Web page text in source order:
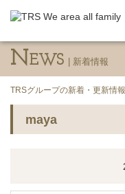
N EWS
TRSグループの新着・更新情
maya